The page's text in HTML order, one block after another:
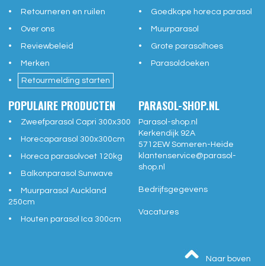
Retourneren en ruilen
Over ons
Reviewbeleid
Merken
Retourmelding starten
Goedkope horeca parasol
Muurparasol
Grote parasolhoes
Parasoldoeken
POPULAIRE PRODUCTEN
Zweefparasol Capri 300x300
Horecaparasol 300x300cm
Horeca parasolvoet 120kg
Balkonparasol Sunwave
Muurparasol Auckland
250cm
Houten parasol Ica 300cm
PARASOL-SHOP.NL
Parasol-shop.nl
Kerkendijk 92A
5712EW Someren-Heide
klantenservice@parasol-
shop.nl
Bedrijfsgegevens
Vacatures
Naar boven